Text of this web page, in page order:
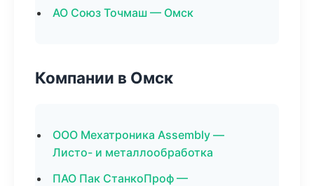
АО Союз Точмаш — Омск
Компании в Омск
ООО Мехатроника Assembly —
Листо- и металлообработка
ПАО Пак СтанкоПроф —